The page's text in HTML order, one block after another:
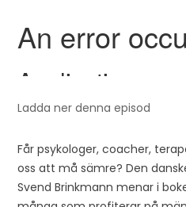
Ladda ner denna episod
Får psykologer, coacher,
oss att må sämre? Den
Svend Brinkmann menar i